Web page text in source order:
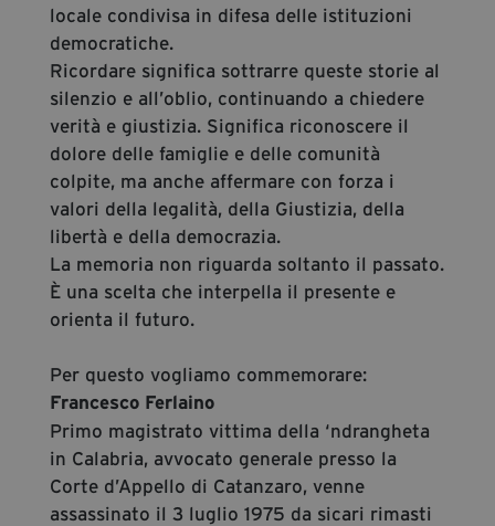
locale condivisa in difesa delle istituzioni
democratiche.
Ricordare significa sottrarre queste storie al
silenzio e all’oblio, continuando a chiedere
verità e giustizia. Significa riconoscere il
dolore delle famiglie e delle comunità
colpite, ma anche affermare con forza i
valori della legalità, della Giustizia, della
libertà e della democrazia.
La memoria non riguarda soltanto il passato.
È una scelta che interpella il presente e
orienta il futuro.
Per questo vogliamo commemorare:
Francesco Ferlaino
Primo magistrato vittima della ‘ndrangheta
in Calabria, avvocato generale presso la
Corte d’Appello di Catanzaro, venne
assassinato il 3 luglio 1975 da sicari rimasti